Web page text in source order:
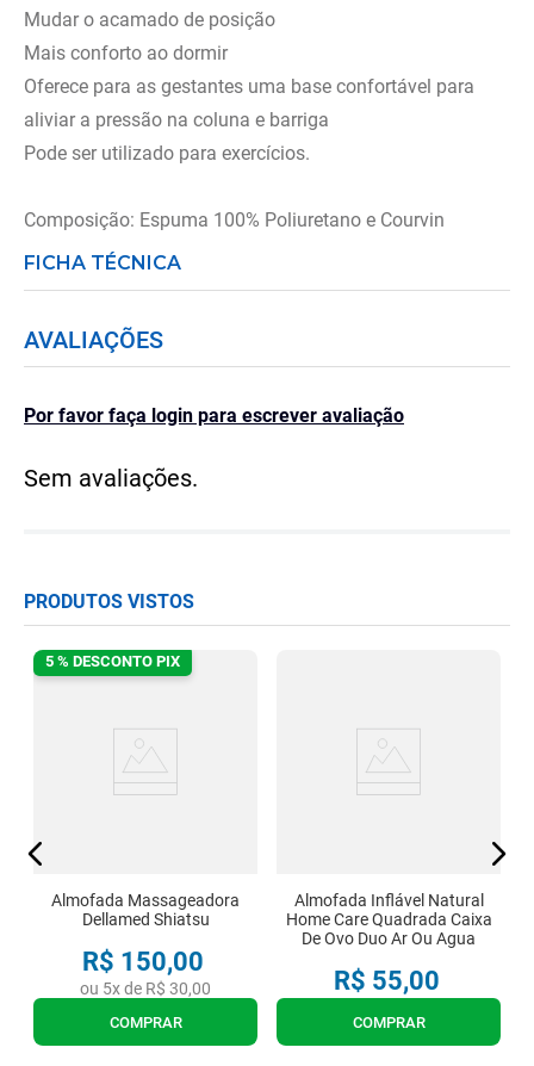
Mudar o acamado de posição
Mais conforto ao dormir
Oferece para as gestantes uma base confortável para
aliviar a pressão na coluna e barriga
Pode ser utilizado para exercícios.
Composição: Espuma 100% Poliuretano e Courvin
FICHA TÉCNICA
AVALIAÇÕES
Por favor faça login para escrever avaliação
Sem avaliações.
PRODUTOS VISTOS
5 % DESCONTO PIX
Almofada Massageadora
Dellamed Shiatsu
R$ 150,00
ou 5x de R$ 30,00
COMPRAR
Almofada Inflável Natural
Home Care Quadrada Caixa
De Ovo Duo Ar Ou Agua
R$ 55,00
COMPRAR